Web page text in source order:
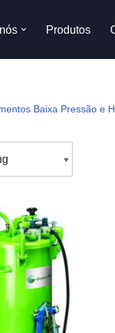
Produtos
Baixa Pressão e